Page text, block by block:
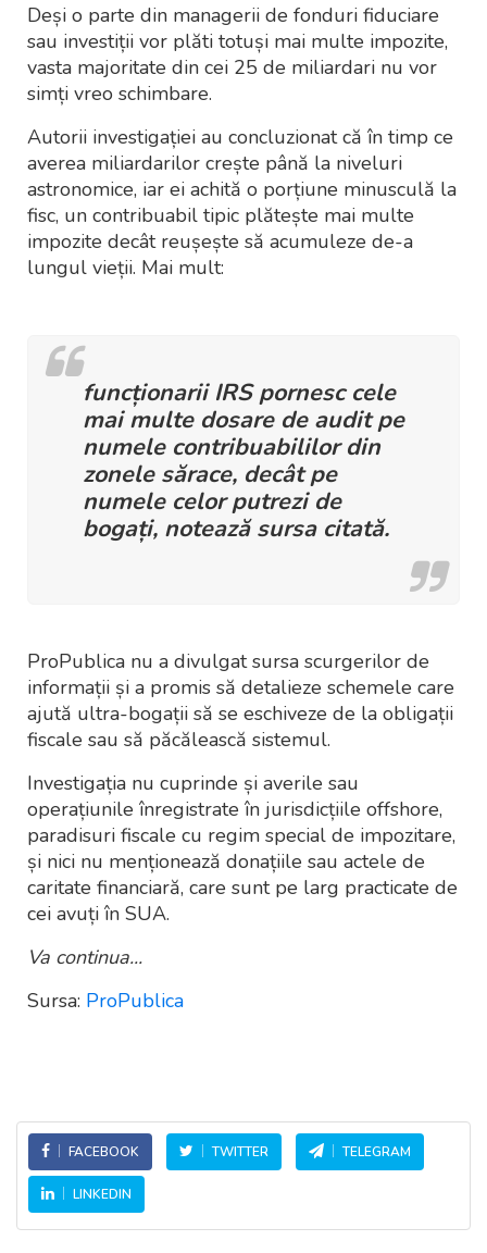
Deși o parte din managerii de fonduri fiduciare
sau investiții vor plăti totuși mai multe impozite,
vasta majoritate din cei 25 de miliardari nu vor
simți vreo schimbare.
Autorii investigației au concluzionat că în timp ce
averea miliardarilor crește până la niveluri
astronomice, iar ei achită o porțiune minusculă la
fisc, un contribuabil tipic plătește mai multe
impozite decât reușește să acumuleze de-a
lungul vieții. Mai mult:
funcționarii IRS pornesc cele
mai multe dosare de audit pe
numele contribuabililor din
zonele sărace, decât pe
numele celor putrezi de
bogați, notează sursa citată.
ProPublica nu a divulgat sursa scurgerilor de
informații și a promis să detalieze schemele care
ajută ultra-bogații să se eschiveze de la obligații
fiscale sau să păcălească sistemul.
Investigația nu cuprinde și averile sau
operațiunile înregistrate în jurisdicțiile offshore,
paradisuri fiscale cu regim special de impozitare,
și nici nu menționează donațiile sau actele de
caritate financiară, care sunt pe larg practicate de
cei avuți în SUA.
Va continua...
Sursa: ProPublica
FACEBOOK TWITTER TELEGRAM
LINKEDIN